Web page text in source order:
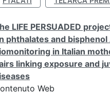
LIFE PERSUADED
phthalates and bisphenol
in Italian
linking exposure and
Web